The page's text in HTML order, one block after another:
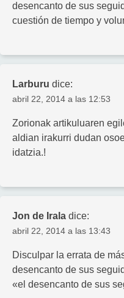
desencanto de sus
cuestión de tiempo y
Larburu dice:
abril 22, 2014 a las 12:53
Zorionak artikuluaren
aldian irakurri dudan
idatzia.!
Jon de Irala dice:
abril 22, 2014 a las 13:43
Disculpar la errata de
desencanto de sus
«el desencanto de sus